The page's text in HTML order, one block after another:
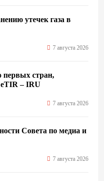
утечек газа в
7 августа 2026
первых стран,
– IRU
7 августа 2026
Совета по медиа и
7 августа 2026